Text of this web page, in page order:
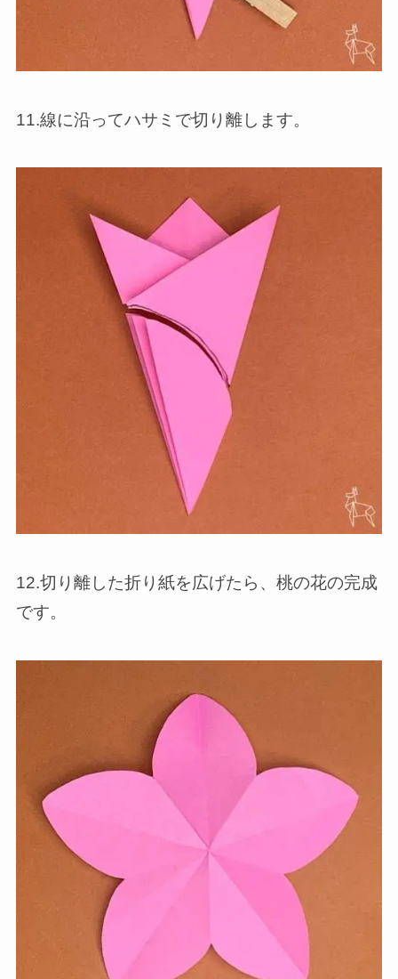
11.線に沿ってハサミで切り離します。
12.切り離した折り紙を広げたら、桃の花の完成
です。